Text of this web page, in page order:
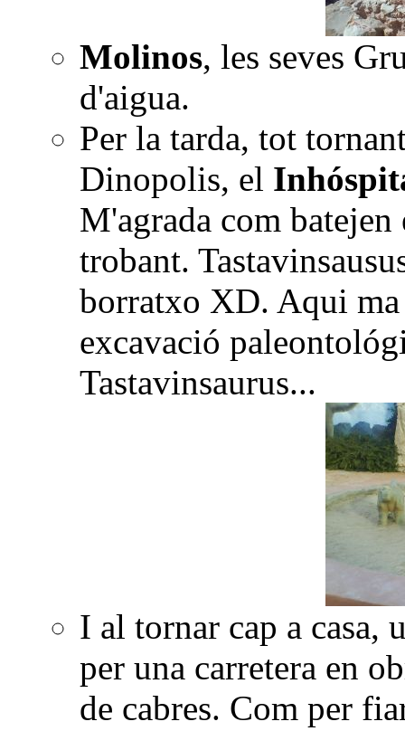
Molinos, les seves
d'aigua.
Per la tarda, tot
Dinopolis, el
M'agrada com batejen
trobant.
borratxo XD. Aqui
excavació
Tastavinsaurus...
I al tornar cap a casa,
per una carretera en
de cabres. Com per